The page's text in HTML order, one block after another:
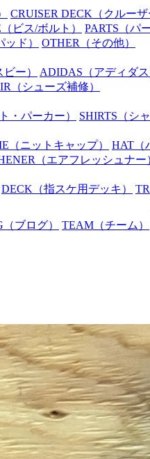
CRUISER DECK （クルー
（ビス/ボルト） PARTS （パ
ド） OTHER （その他）
ー） ADIDAS （アディダス
（シューズ補修）
・パーカー） SHIRTS （シ
（ニットキャップ） HAT
（エアフレッシュナー
DECK （指スケ用デッキ）
（ブログ） TEAM （チーム）